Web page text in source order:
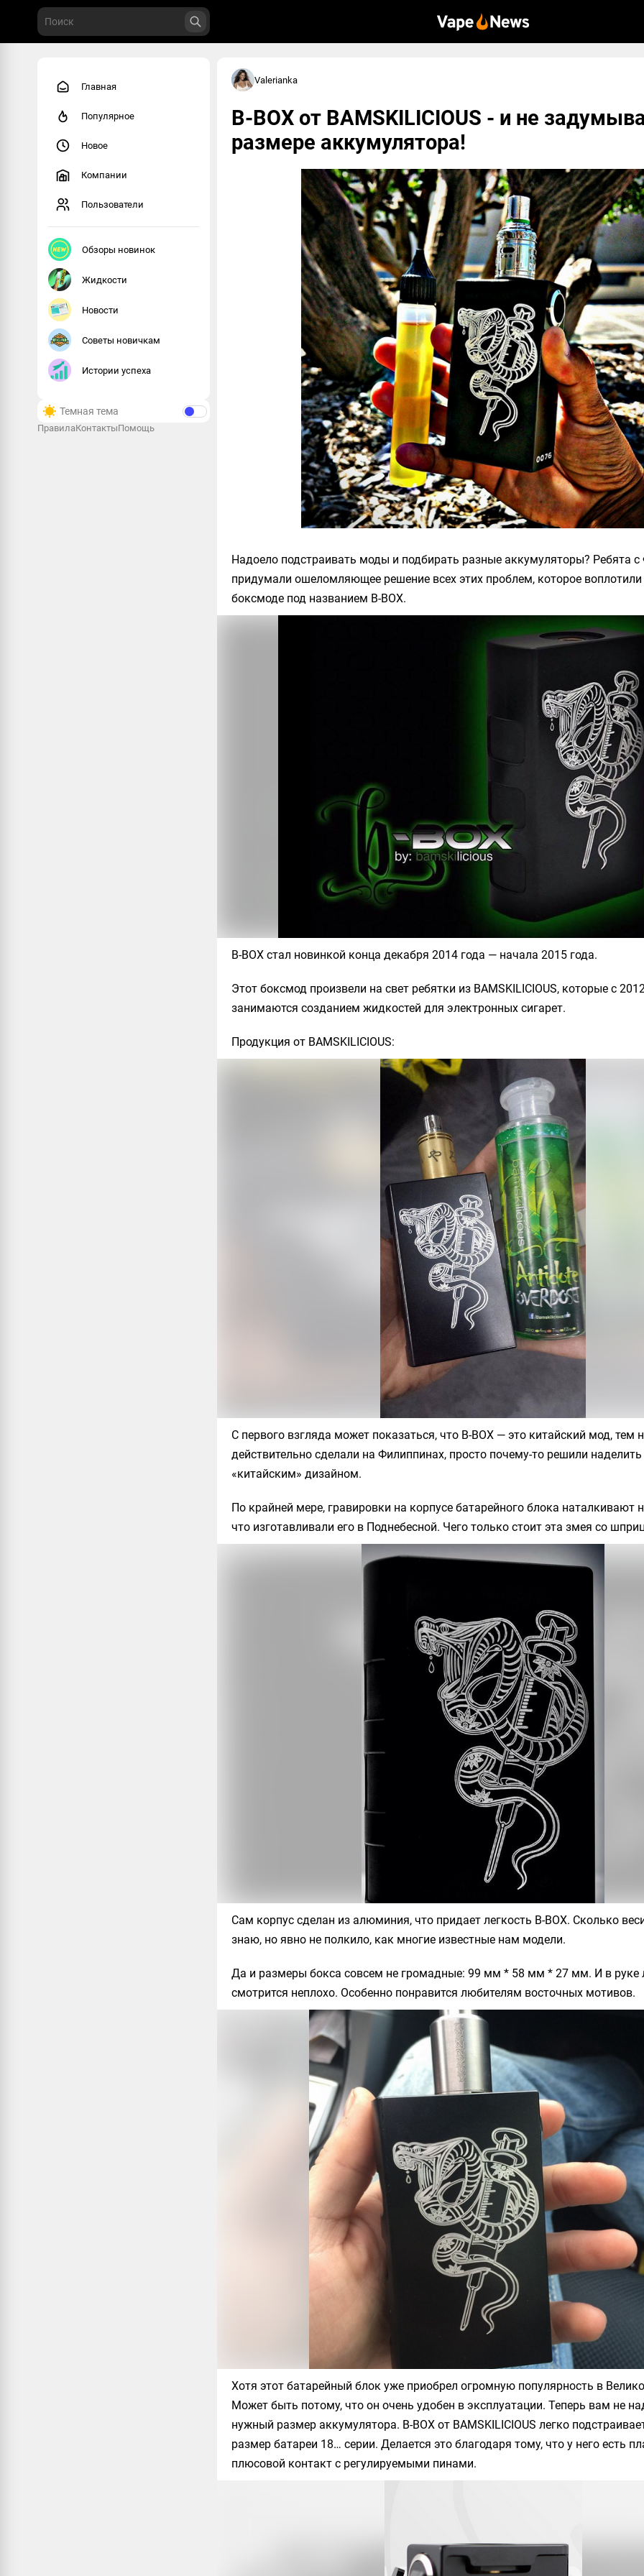
Главная
Популярное
Новое
Компании
Пользователи
Обзоры новинок
Жидкости
Новости
Советы новичкам
Истории успеха
Темная тема
ПравилаКонтактыПомощь
Valerianka
B-BOX от BAMSKILICIOUS - и не
размере аккумулятора!
Надоело подстраивать моды и подбирать разные аккумуляторы? Ребята
придумали ошеломляющее решение всех этих проблем, которое
боксмоде под названием B-BOX.
B-BOX стал новинкой конца декабря 2014 года — начала 2015 года.
Этот боксмод произвели на свет ребятки из BAMSKILICIOUS, которые с
занимаются созданием жидкостей для электронных сигарет.
Продукция от BAMSKILICIOUS:
С первого взгляда может показаться, что B-BOX — это китайский мод, тем
действительно сделали на Филиппинах, просто почему-то решили наделить
«китайским» дизайном.
По крайней мере, гравировки на корпусе батарейного блока наталкивают
что изготавливали его в Поднебесной. Чего только стоит эта змея со
Сам корпус сделан из алюминия, что придает легкость B-BOX. Сколько
знаю, но явно не полкило, как многие известные нам модели.
Да и размеры бокса совсем не громадные: 99 мм * 58 мм * 27 мм. И в руке
смотрится неплохо. Особенно понравится любителям восточных мотивов.
Хотя этот батарейный блок уже приобрел огромную популярность в
Может быть потому, что он очень удобен в эксплуатации. Теперь вам не
нужный размер аккумулятора. B-BOX от BAMSKILICIOUS легко
размер батареи 18… серии. Делается это благодаря тому, что у него есть
плюсовой контакт с регулируемыми пинами.